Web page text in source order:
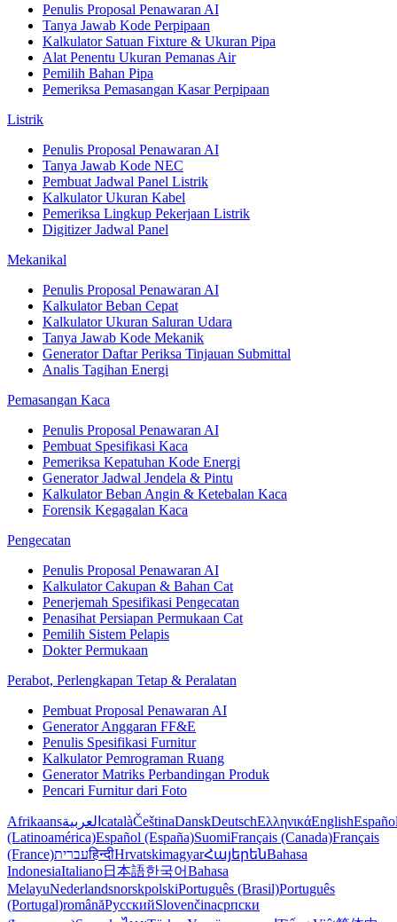
Penulis Proposal Penawaran AI
Tanya Jawab Kode Perpipaan
Kalkulator Satuan Fixture & Ukuran Pipa
Alat Penentu Ukuran Pemanas Air
Pemilih Bahan Pipa
Pemeriksa Pemasangan Kasar Perpipaan
Listrik
Penulis Proposal Penawaran AI
Tanya Jawab Kode NEC
Pembuat Jadwal Panel Listrik
Kalkulator Ukuran Kabel
Pemeriksa Lingkup Pekerjaan Listrik
Digitizer Jadwal Panel
Mekanikal
Penulis Proposal Penawaran AI
Kalkulator Beban Cepat
Kalkulator Ukuran Saluran Udara
Tanya Jawab Kode Mekanik
Generator Daftar Periksa Tinjauan Submittal
Analis Tagihan Energi
Pemasangan Kaca
Penulis Proposal Penawaran AI
Pembuat Spesifikasi Kaca
Pemeriksa Kepatuhan Kode Energi
Generator Jadwal Jendela & Pintu
Kalkulator Beban Angin & Ketebalan Kaca
Forensik Kegagalan Kaca
Pengecatan
Penulis Proposal Penawaran AI
Kalkulator Cakupan & Bahan Cat
Penerjemah Spesifikasi Pengecatan
Penasihat Persiapan Permukaan Cat
Pemilih Sistem Pelapis
Dokter Permukaan
Perabot, Perlengkapan Tetap & Peralatan
Pembuat Proposal Penawaran AI
Generator Anggaran FF&E
Penulis Spesifikasi Furnitur
Kalkulator Pemrograman Ruang
Generator Matriks Perbandingan Produk
Pencari Furnitur dari Foto
Afrikaansالعربية catalàČeštinaDanskDeutschΕλληνικάEnglish
(Latinoamérica)Español (España)SuomiFrançais (Canada)Français
(France)עבריתहिन्दीHrvatskimagyarՀայերենBahasa
IndonesiaItaliano日本語한국어Bahasa
MelayuNederlandsnorskpolskiPortuguês (Brasil)Português
(Portugal)românăРусскийSlovenčinaсрпски